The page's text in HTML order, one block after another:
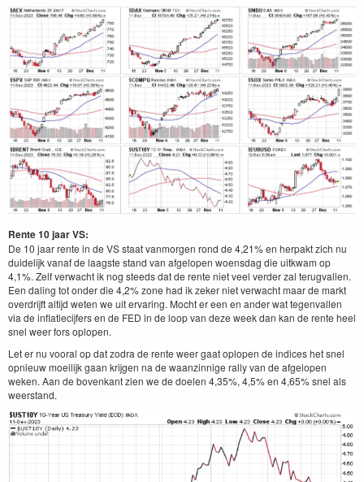
Rente 10 jaar VS:
De 10 jaar rente in de VS staat vanmorgen rond de 4,21% en herpakt zich nu
duidelijk vanaf de laagste stand van afgelopen woensdag die uitkwam op
4,1%. Zelf verwacht ik nog steeds dat de rente niet veel verder zal terugvallen.
Een daling tot onder die 4,2% zone had ik zeker niet verwacht maar de markt
overdrijft altijd weten we uit ervaring. Mocht er een en ander wat tegenvallen
via de inflatiecijfers en de FED in de loop van deze week dan kan de rente heel
snel weer fors oplopen.
Let er nu vooral op dat zodra de rente weer gaat oplopen de indices het snel
opnieuw moeilijk gaan krijgen na de waanzinnige rally van de afgelopen
weken. Aan de bovenkant zien we de doelen 4,35%, 4,5% en 4,65% snel als
weerstand.